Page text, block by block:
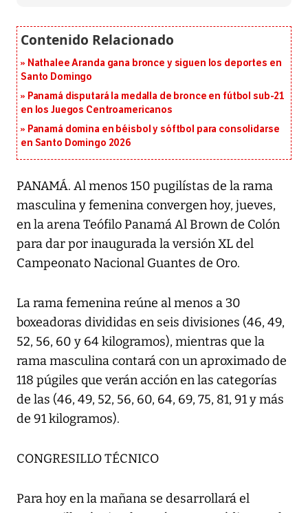
Nathalee Aranda gana bronce y siguen los deportes en
Santo Domingo
Panamá disputará la medalla de bronce en fútbol sub-21
en los Juegos Centroamericanos
Panamá domina en béisbol y sóftbol para consolidarse
en Santo Domingo 2026
PANAMÁ. Al menos 150 pugilístas de la rama
masculina y femenina convergen hoy, jueves,
en la arena Teófilo Panamá Al Brown de Colón
para dar por inaugurada la versión XL del
Campeonato Nacional Guantes de Oro.
La rama femenina reúne al menos a 30
boxeadoras divididas en seis divisiones (46, 49,
52, 56, 60 y 64 kilogramos), mientras que la
rama masculina contará con un aproximado de
118 púgiles que verán acción en las categorías
de las (46, 49, 52, 56, 60, 64, 69, 75, 81, 91 y más
de 91 kilogramos).
CONGRESILLO TÉCNICO
Para hoy en la mañana se desarrollará el